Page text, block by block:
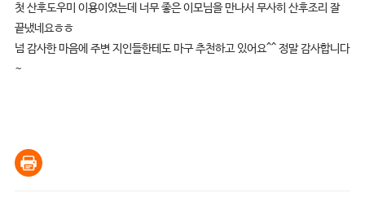
첫 산후도우미 이용이였는데 너무 좋은 이모님을 만나서 무사히 산후조리 잘
끝냈네요ㅎㅎ
넘 감사한 마음에 주변 지인들한테도 마구 추천하고 있어요^^ 정말 감사합니다
~